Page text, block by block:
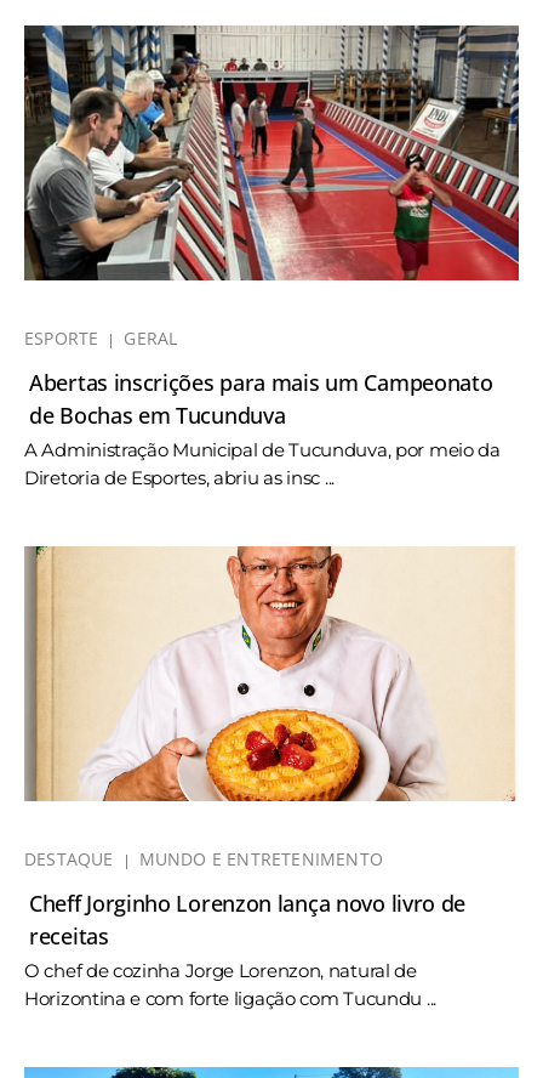
ESPORTE GERAL
Abertas inscrições para mais um Campeonato
de Bochas em Tucunduva
A Administração Municipal de Tucunduva, por meio da
Diretoria de Esportes, abriu as insc ...
DESTAQUE MUNDO E ENTRETENIMENTO
Cheff Jorginho Lorenzon lança novo livro de
receitas
O chef de cozinha Jorge Lorenzon, natural de
Horizontina e com forte ligação com Tucundu ...